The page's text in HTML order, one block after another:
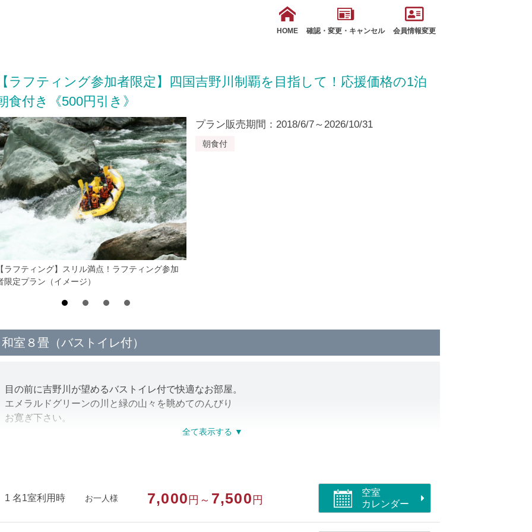
HOME 確認・変更・キャンセル 会員情報変更
ラフティング参加者限定】四国吉野川制覇を目指して！応援価格の1泊
食付き《500円引き》
ラフティング】スリル満点！ラフティング参加
限定プラン（イメージ）
プラン販売期間：2018/6/7～2026/10/31
朝食付
和室８畳（バストイレ付）
目の前に吉野川が望めるバストイレ付で快適なお部屋。
エメラルドグリーンの川と緑の山々を眺めてのんびり
お寛ぎ下さい。
部屋種別 和室
1 名1室利用時 お一人様 7,000 円～ 7,500 円
空室
カレンダー